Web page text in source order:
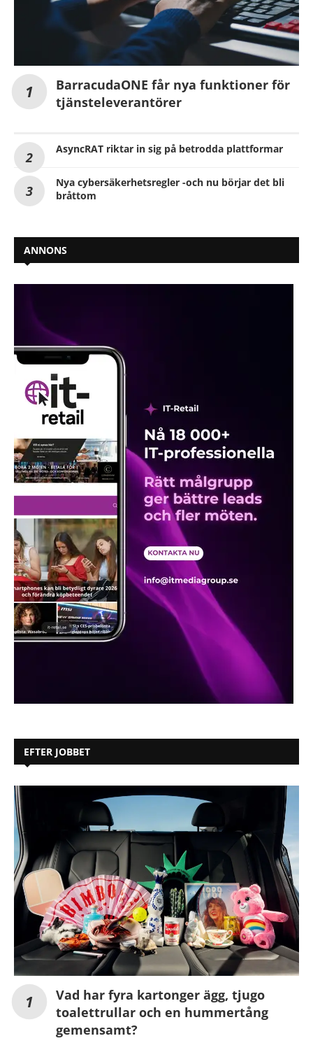
BarracudaONE får nya funktioner för
tjänsteleverantörer
AsyncRAT riktar in sig på betrodda plattformar
Nya cybersäkerhetsregler -och nu börjar det bli
bråttom
ANNONS
EFTER JOBBET
Vad har fyra kartonger ägg, tjugo
toalettrullar och en hummertång
gemensamt?